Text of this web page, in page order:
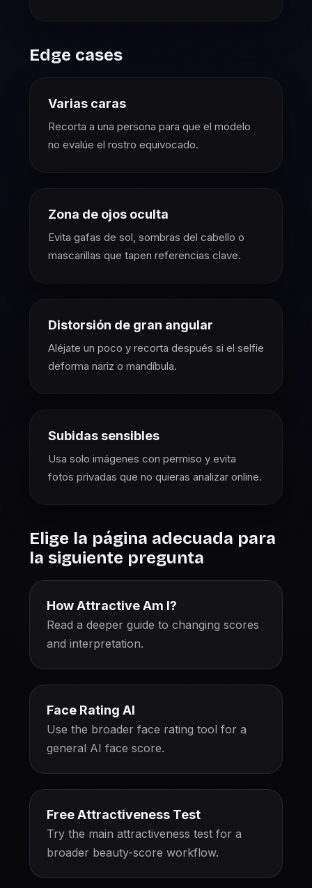
Edge cases
Varias caras
Recorta a una persona para que el modelo
no evalúe el rostro equivocado.
Zona de ojos oculta
Evita gafas de sol, sombras del cabello o
mascarillas que tapen referencias clave.
Distorsión de gran angular
Aléjate un poco y recorta después si el selfie
deforma nariz o mandíbula.
Subidas sensibles
Usa solo imágenes con permiso y evita
fotos privadas que no quieras analizar online.
Elige la página adecuada para
la siguiente pregunta
How Attractive Am I?
Read a deeper guide to changing scores
and interpretation.
Face Rating AI
Use the broader face rating tool for a
general AI face score.
Free Attractiveness Test
Try the main attractiveness test for a
broader beauty-score workflow.